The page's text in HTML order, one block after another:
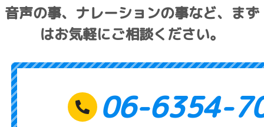
音声の事、ナレーションの事など、まず
はお気軽にご相談ください。
06-6354-